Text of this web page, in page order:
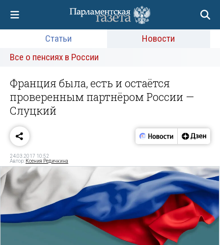
Статьи
Новости
Все о пенсиях в России
Франция была, есть и остаётся
проверенным партнёром России —
Слуцкий
24.03.2017 10:52
Автор: Ксения Редичкина